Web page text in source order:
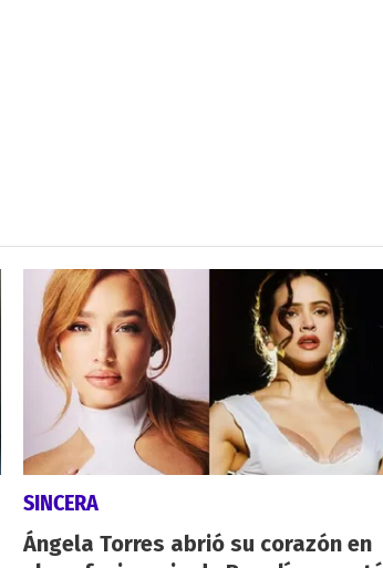
SINCERA
Ángela Torres abrió su corazón en